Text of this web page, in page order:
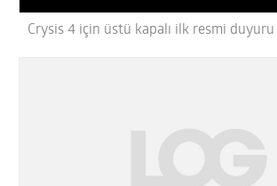
Crysis 4 için üstü kapalı ilk resmi duyuru